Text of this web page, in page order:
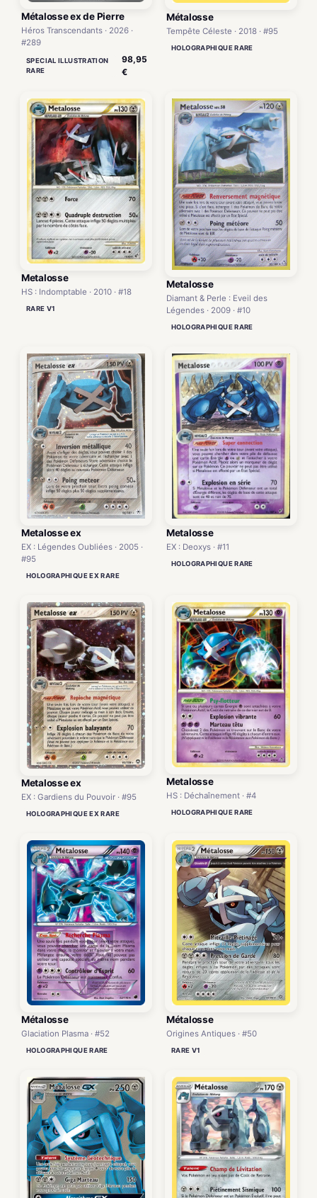
Métalosse ex de Pierre
Héros Transcendants · 2026 ·
#289
SPECIAL ILLUSTRATION
RARE
98,95
€
Métalosse
Tempête Céleste · 2018 · #95
HOLOGRAPHIQUE RARE
Metalosse
HS : Indomptable · 2010 · #18
RARE V1
Metalosse
Diamant & Perle : Eveil des
Légendes · 2009 · #10
HOLOGRAPHIQUE RARE
Metalosse ex
EX : Légendes Oubliées · 2005 ·
#95
HOLOGRAPHIQUE EX RARE
Metalosse
EX : Deoxys · #11
HOLOGRAPHIQUE RARE
Metalosse ex
EX : Gardiens du Pouvoir · #95
HOLOGRAPHIQUE EX RARE
Metalosse
HS : Déchaînement · #4
HOLOGRAPHIQUE RARE
Métalosse
Glaciation Plasma · #52
HOLOGRAPHIQUE RARE
Métalosse
Origines Antiques · #50
RARE V1